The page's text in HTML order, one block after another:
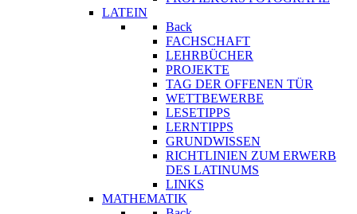
LATEIN
Back
FACHSCHAFT
LEHRBÜCHER
PROJEKTE
TAG DER OFFENEN TÜR
WETTBEWERBE
LESETIPPS
LERNTIPPS
GRUNDWISSEN
RICHTLINIEN ZUM ERWERB
DES LATINUMS
LINKS
MATHEMATIK